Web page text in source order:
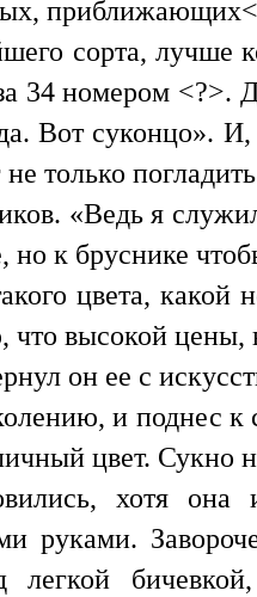
сорта,
34 номером <?>.
Вот суконцо».
только
«Ведь я
но к бруснике
цвета, какой
высокой цены,
он ее с
и поднес к
цвет. Сукно
хотя
руками.
легкой